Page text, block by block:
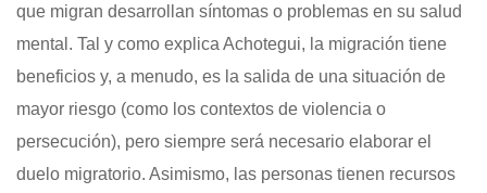
que migran desarrollan síntomas o problemas en su salud
mental. Tal y como explica Achotegui, la migración tiene
beneficios y, a menudo, es la salida de una situación de
mayor riesgo (como los contextos de violencia o
persecución), pero siempre será necesario elaborar el
duelo migratorio. Asimismo, las personas tienen recursos